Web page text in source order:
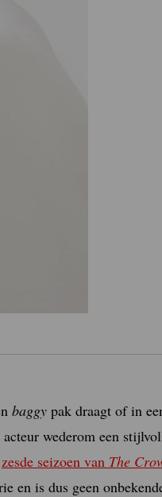
baggy pak draagt of in
wederom een
zesde seizoen van The
en is dus geen